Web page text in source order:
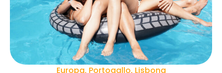
Europa, Portogallo, Lisbona